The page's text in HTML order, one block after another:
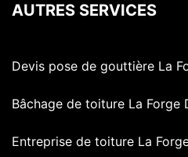
AUTRES SERVICES
Devis pose de gouttière La
Bâchage de toiture La Forge
Entreprise de toiture La